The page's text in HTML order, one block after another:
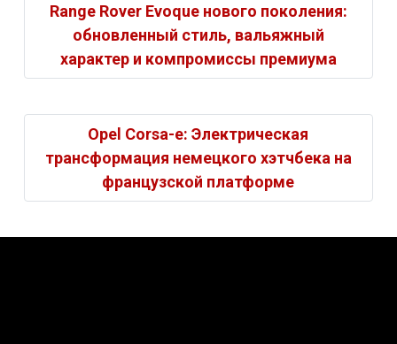
Range Rover Evoque нового поколения:
обновленный стиль, вальяжный
характер и компромиссы премиума
Opel Corsa-e: Электрическая
трансформация немецкого хэтчбека на
французской платформе